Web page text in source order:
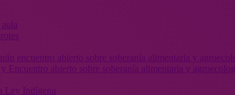
Encuentro abierto sobre soberanía alimentaria y